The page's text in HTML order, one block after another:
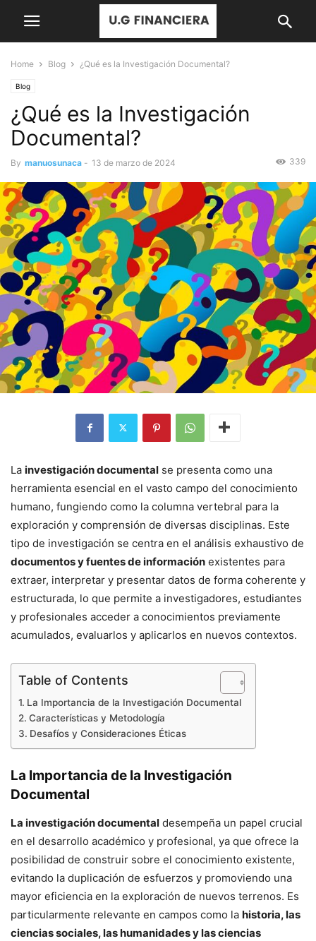
Home Blog ¿Qué es la Investigación Documental?
Blog
¿Qué es la Investigación
Documental?
By manuosunaca - 13 de marzo de 2024 339
La investigación documental se presenta como una
herramienta esencial en el vasto campo del conocimiento
humano, fungiendo como la columna vertebral para la
exploración y comprensión de diversas disciplinas. Este
tipo de investigación se centra en el análisis exhaustivo de
documentos y fuentes de información existentes para
extraer, interpretar y presentar datos de forma coherente y
estructurada, lo que permite a investigadores, estudiantes
y profesionales acceder a conocimientos previamente
acumulados, evaluarlos y aplicarlos en nuevos contextos.
Table of Contents
La Importancia de la Investigación Documental
Características y Metodología
Desafíos y Consideraciones Éticas
La Importancia de la Investigación
Documental
La investigación documental desempeña un papel crucial
en el desarrollo académico y profesional, ya que ofrece la
posibilidad de construir sobre el conocimiento existente,
evitando la duplicación de esfuerzos y promoviendo una
mayor eficiencia en la exploración de nuevos terrenos. Es
particularmente relevante en campos como la historia, las
ciencias sociales, las humanidades y las ciencias